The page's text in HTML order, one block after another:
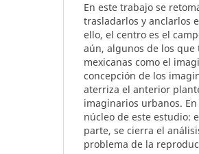
En este trabajo se
trasladarlos y anclarlos
ello, el centro es el
aún, algunos de los
mexicanas como el
concepción de los
aterriza el anterior
imaginarios urbanos.
núcleo de este estudio:
parte, se cierra el
problema de la